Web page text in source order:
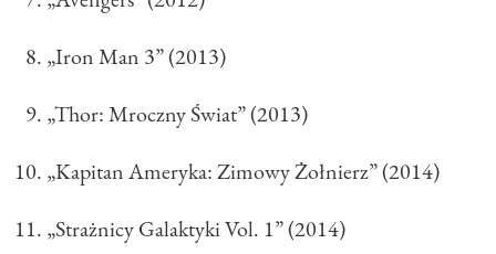
„Iron Man 3” (2013)
„Thor: Mroczny Świat” (2013)
„Kapitan Ameryka: Zimowy Żołnierz” (2014)
„Strażnicy Galaktyki Vol. 1” (2014)